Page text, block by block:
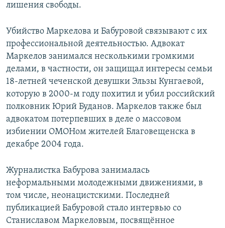
лишения свободы.
Убийство Маркелова и Бабуровой связывают с их
профессиональной деятельностью. Адвокат
Маркелов занимался несколькими громкими
делами, в частности, он защищал интересы семьи
18-летней чеченской девушки Эльзы Кунгаевой,
которую в 2000-м году похитил и убил российский
полковник Юрий Буданов. Маркелов также был
адвокатом потерпевших в деле о массовом
избиении ОМОНом жителей Благовещенска в
декабре 2004 года.
Журналистка Бабурова занималась
неформальными молодежными движениями, в
том числе, неонацистскими. Последней
публикацией Бабуровой стало интервью со
Станиславом Маркеловым, посвящённое